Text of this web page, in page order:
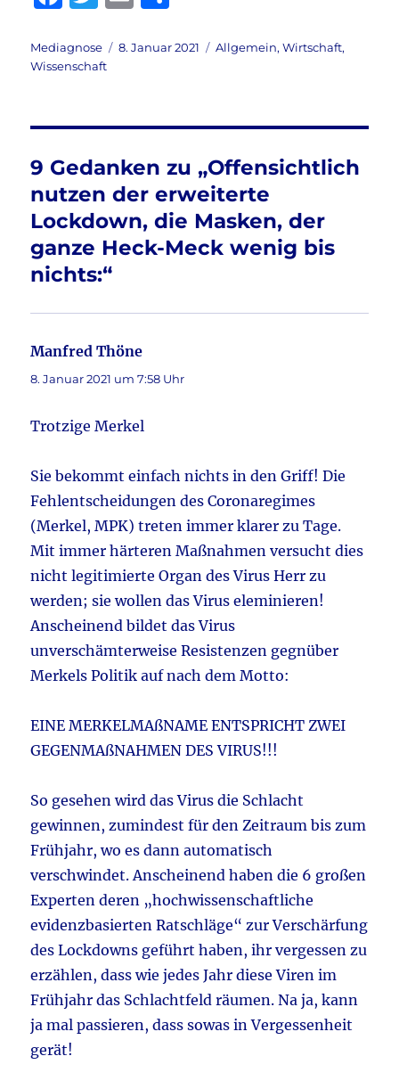
c
e
o
o
k
it
te
ai le
Autor
Mediagnose
Veröffentlicht
8. Januar 2021 Kategorien
Allgemein,Wirtschaft,
Wissenschaft
9 Gedanken zu „Offensichtlich
nutzen der erweiterte
Lockdown, die Masken, der
ganze Heck-Meck wenig bis
nichts:“
Manfred Thöne
8. Januar 2021 um 7:58 Uhr
Trotzige Merkel
Sie bekommt einfach nichts in den Griff! Die
Fehlentscheidungen des Coronaregimes
(Merkel, MPK) treten immer klarer zu Tage.
Mit immer härteren Maßnahmen versucht dies
nicht legitimierte Organ des Virus Herr zu
werden; sie wollen das Virus eleminieren!
Anscheinend bildet das Virus
unverschämterweise Resistenzen gegnüber
Merkels Politik auf nach dem Motto:
EINE MERKELMAßNAME ENTSPRICHT ZWEI
GEGENMAßNAHMEN DES VIRUS!!!
So gesehen wird das Virus die Schlacht
gewinnen, zumindest für den Zeitraum bis zum
Frühjahr, wo es dann automatisch
verschwindet. Anscheinend haben die 6 großen
Experten deren „hochwissenschaftliche
evidenzbasierten Ratschläge“ zur Verschärfung
des Lockdowns geführt haben, ihr vergessen zu
erzählen, dass wie jedes Jahr diese Viren im
Frühjahr das Schlachtfeld räumen. Na ja, kann
ja mal passieren, dass sowas in Vergessenheit
gerät!